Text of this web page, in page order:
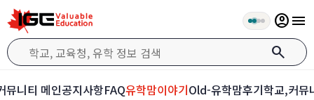
search
account_circlemenu
뮤니티 메인공지사항FAQ유학맘이야기Old-유학맘후기학교,커뮤